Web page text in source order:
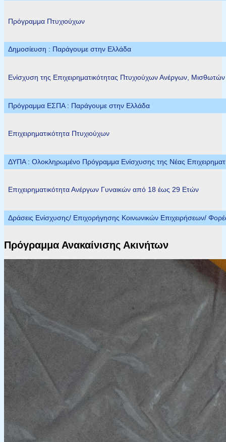
Πρόγραμμα Πτυχιούχων
Δημοσίευση : Παράγουμε στην Ελλάδα
Ενίσχυση της Επιχειρηματικότητας Πτυχιούχων Ανέργων,
Πρόγραμμα ΕΣΠΑ : Παράγουμε στην Ελλάδα
Επιχειρηματικότητα Πτυχιούχων
ΔΥΠΑ : Ολοκληρωμένο Πρόγραμμα Ενίσχυσης της Νέας
Επιχειρηματικότητα Ανέργων Γυναικών από 18 έως 29 Ετών
Δράσεις Ενίσχυσης/ Επιχορήγησης Κοινωνικών Επιχειρήσεων/
Πρόγραμμα Ανακαίνισης Ακινήτων